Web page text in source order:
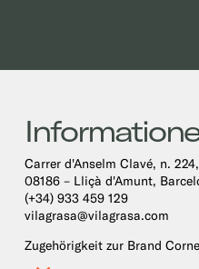
Carrer d'Anselm Clavé, n. 224,
08186 – Lliçà d'Amunt,
(+34) 933 459 129
vilagrasa@vilagrasa.com
Zugehörigkeit zur Brand